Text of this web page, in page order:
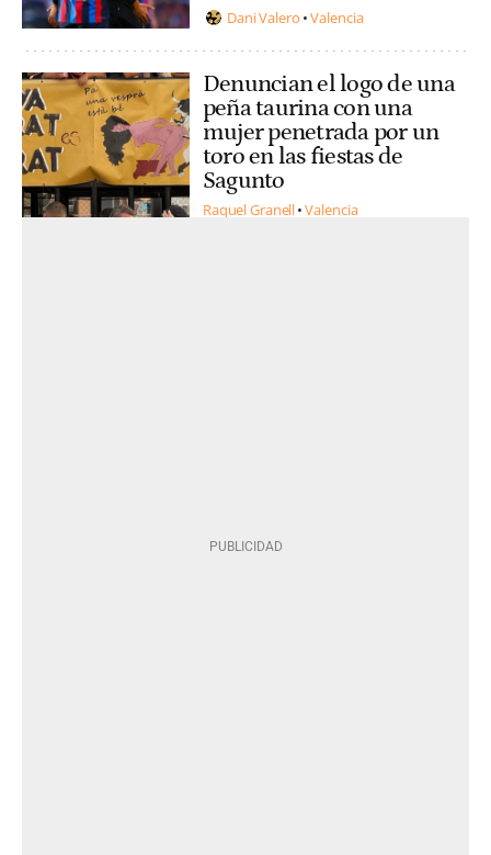
Dani Valero Valencia
Denuncian el logo de una
peña taurina con una
mujer penetrada por un
toro en las fiestas de
Sagunto
Raquel Granell Valencia